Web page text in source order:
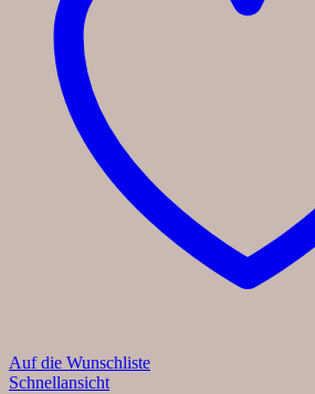
Auf die Wunschliste
Schnellansicht